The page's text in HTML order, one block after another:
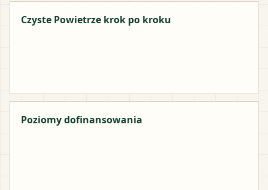
Czyste Powietrze krok po kroku
Poziomy dofinansowania